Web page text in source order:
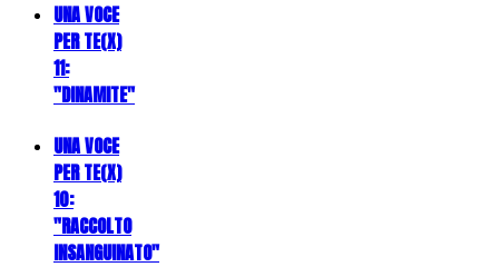
UNA VOCE
PER TE(X)
11:
"DINAMITE"
UNA VOCE
PER TE(X)
10:
"RACCOLTO
INSANGUINATO"